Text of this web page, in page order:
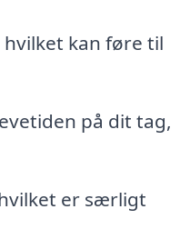
kan føre til
på dit tag,
er særligt